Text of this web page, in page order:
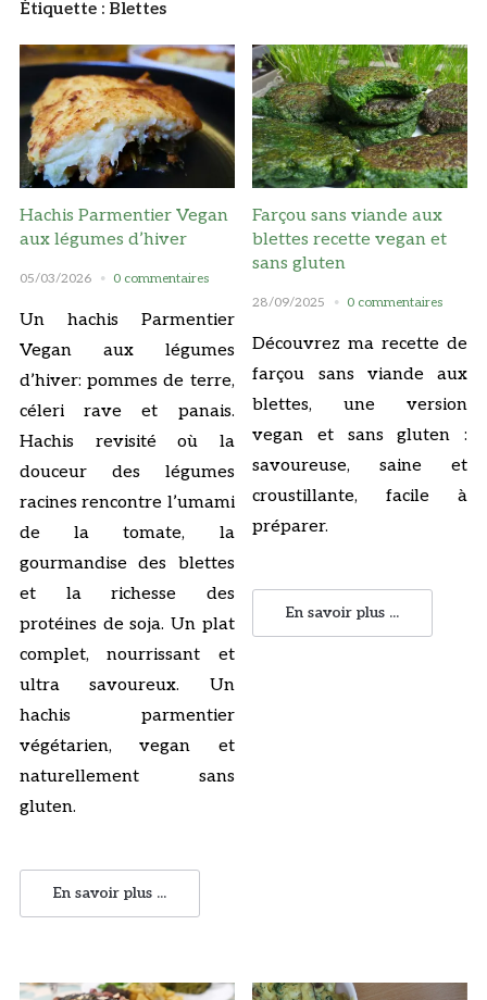
Étiquette : Blettes
Hachis Parmentier Vegan
aux légumes d’hiver
05/03/2026 0 commentaires
Un hachis Parmentier
Vegan aux légumes
d’hiver: pommes de terre,
céleri rave et panais.
Hachis revisité où la
douceur des légumes
racines rencontre l’umami
de la tomate, la
gourmandise des blettes
et la richesse des
protéines de soja. Un plat
complet, nourrissant et
ultra savoureux. Un
hachis parmentier
végétarien, vegan et
naturellement sans
gluten.
En savoir plus ...
Farçou sans viande aux
blettes recette vegan et
sans gluten
28/09/2025 0 commentaires
Découvrez ma recette de
farçou sans viande aux
blettes, une version
vegan et sans gluten :
savoureuse, saine et
croustillante, facile à
préparer.
En savoir plus ...